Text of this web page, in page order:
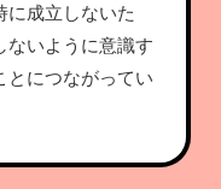
に成立しないた
ないように意識す
とにつながってい